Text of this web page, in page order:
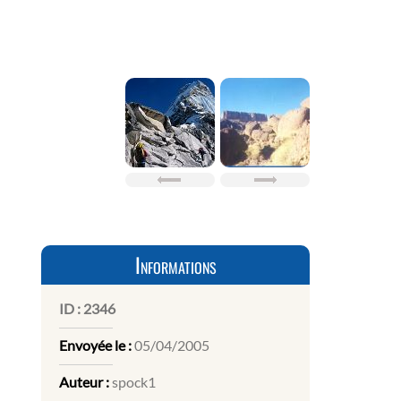
Informations
ID : 2346
Envoyée le :05/04/2005
Auteur :spock1